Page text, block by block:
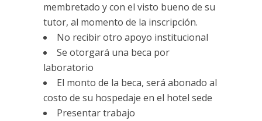
membretado y con el visto bueno de su
tutor, al momento de la inscripción.
No recibir otro apoyo institucional
Se otorgará una beca por
laboratorio
El monto de la beca, será abonado al
costo de su hospedaje en el hotel sede
Presentar trabajo